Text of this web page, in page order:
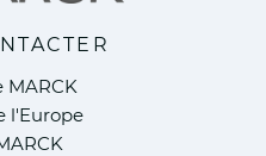
MARCK
l'Europe